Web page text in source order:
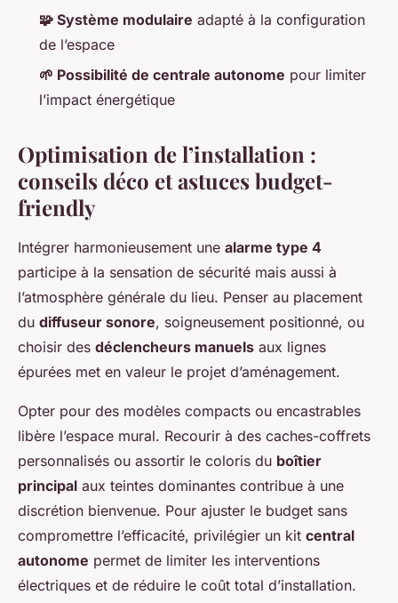
🧩 Système modulaire adapté à la configuration
de l’espace
🌱 Possibilité de centrale autonome pour limiter
l’impact énergétique
Optimisation de l’installation :
conseils déco et astuces budget-
friendly
Intégrer harmonieusement une alarme type 4
participe à la sensation de sécurité mais aussi à
l’atmosphère générale du lieu. Penser au placement
du diffuseur sonore, soigneusement positionné, ou
choisir des déclencheurs manuels aux lignes
épurées met en valeur le projet d’aménagement.
Opter pour des modèles compacts ou encastrables
libère l’espace mural. Recourir à des caches-coffrets
personnalisés ou assortir le coloris du boîtier
principal aux teintes dominantes contribue à une
discrétion bienvenue. Pour ajuster le budget sans
compromettre l’efficacité, privilégier un kit central
autonome permet de limiter les interventions
électriques et de réduire le coût total d’installation.